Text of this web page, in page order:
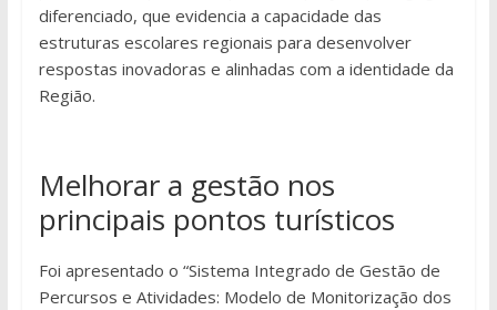
diferenciado, que evidencia a capacidade das
estruturas escolares regionais para desenvolver
respostas inovadoras e alinhadas com a identidade da
Região.
Melhorar a gestão nos
principais pontos turísticos
Foi apresentado o “Sistema Integrado de Gestão de
Percursos e Atividades: Modelo de Monitorização dos